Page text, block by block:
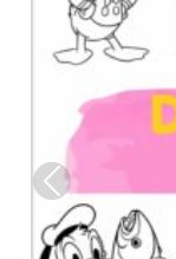
Previous